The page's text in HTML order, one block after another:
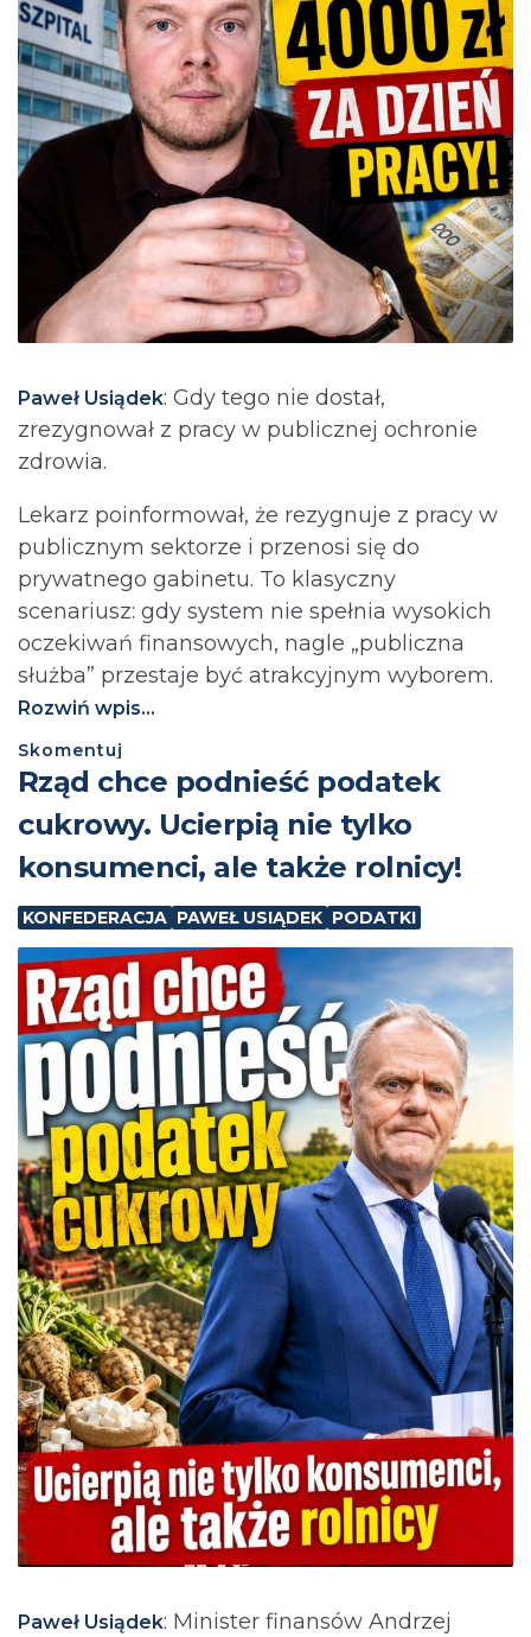
Paweł Usiądek: Gdy tego nie dostał,
zrezygnował z pracy w publicznej ochronie
zdrowia.
Lekarz poinformował, że rezygnuje z pracy w
publicznym sektorze i przenosi się do
prywatnego gabinetu. To klasyczny
scenariusz: gdy system nie spełnia wysokich
oczekiwań finansowych, nagle „publiczna
służba” przestaje być atrakcyjnym wyborem.
Rozwiń wpis...
Skomentuj
⁨Rząd chce podnieść podatek
cukrowy. Ucierpią nie tylko
konsumenci, ale także rolnicy!
KONFEDERACJA PAWEŁ USIĄDEK PODATKI
Paweł Usiądek: Minister finansów Andrzej